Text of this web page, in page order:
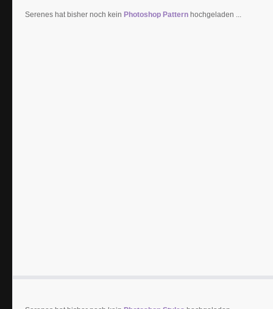
Serenes hat bisher noch kein Photoshop Pattern hochgeladen ...